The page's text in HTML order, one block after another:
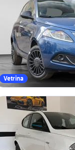
Vetrina